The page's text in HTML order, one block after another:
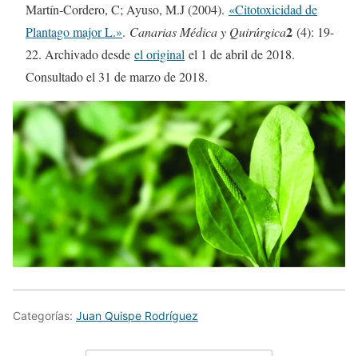
Martín-Cordero, C; Ayuso, M.J (2004). «Citotoxicidad de
Plantago major L.». Canarias Médica y Quirúrgica2 (4): 19-
22. Archivado desde el original el 1 de abril de 2018.
Consultado el 31 de marzo de 2018.
Categorías: Juan Quispe Rodríguez